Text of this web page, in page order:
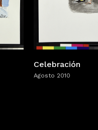
Celebración
Agosto 2010